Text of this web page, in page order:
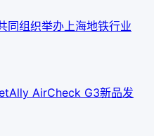
同组织举办上海地铁行业
AirCheck G3新品发